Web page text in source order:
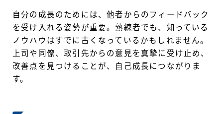
自分の成長のためには、他者からのフィードバック
を受け入れる姿勢が重要。熟練者でも、知っている
ノウハウはすでに古くなっているかもしれません。
上司や同僚、取引先からの意見を真摯に受け止め、
改善点を見つけることが、自己成長につながりま
す。